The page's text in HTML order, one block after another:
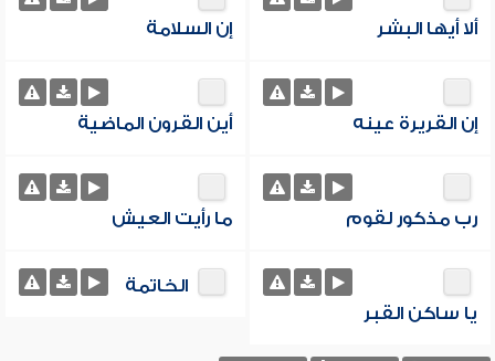
ألا أيها البشر إن السلامة
إن القريرة عينه أين القرون الماضية
رب مذكور لقوم ما رأيت العيش
يا ساكن القبر
الخاتمة